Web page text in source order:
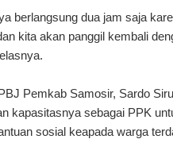
berlangsung dua jam saja
kita akan panggil kembali
Pemkab Samosir, Sardo
kapasitasnya sebagai PPK
sosial keapada warga